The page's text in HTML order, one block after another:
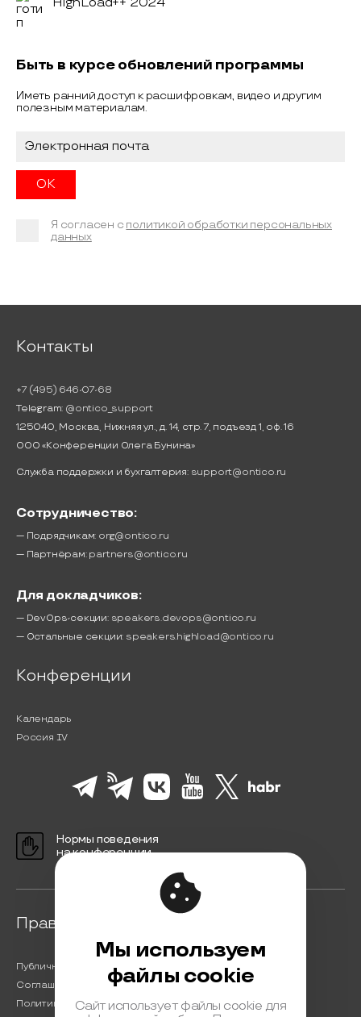
Быть в курсе обновлений программы
Иметь ранний доступ к расшифровкам, видео и другим
полезным материалам.
Я согласен с политикой обработки персональных
данных
Контакты
+7 (495) 646-07-68
Telegram: @ontico_support
125040, Москва, Нижняя ул., д. 14, стр. 7, подъезд 1, оф. 16
ООО «Конференции Олега Бунина»
Служба поддержки и бухгалтерия: support@ontico.ru
Сотрудничество:
— Подрядчикам: org@ontico.ru
— Партнёрам: partners@ontico.ru
Для докладчиков:
— DevOps-секции: speakers.devops@ontico.ru
— Остальные секции: speakers.highload@ontico.ru
Конференции
Календарь
Россия IV
Нормы поведения
на конференции
Правовая информация
Публичная оферта
Соглашение на обработку персональных данных
Политика обработки персональных данных
Мы используем
файлы cookie
Сайт использует файлы cookie для